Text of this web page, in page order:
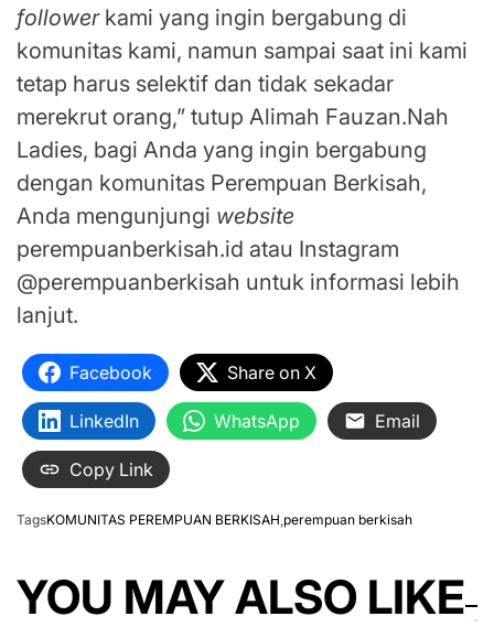
followerkami yang ingin bergabung di
komunitas kami, namun sampai saat ini kami
tetap harus selektif dan tidak sekadar
merekrut orang,” tutup Alimah Fauzan.Nah
Ladies, bagi Anda yang ingin bergabung
dengan komunitas Perempuan Berkisah,
Anda mengunjungi website
perempuanberkisah.id atau Instagram
@perempuanberkisah untuk informasi lebih
lanjut.
Facebook Share on X
LinkedIn WhatsApp Email
Copy Link
TagsKOMUNITAS PEREMPUAN BERKISAH,perempuan berkisah
YOU MAY ALSO LIKE